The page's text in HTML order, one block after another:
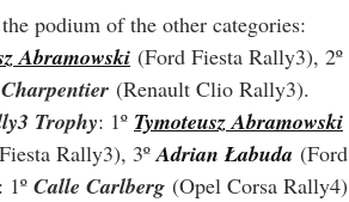
podium of the other categories:
Abramowski (Ford Fiesta Rally3), 2º
(Renault Clio Rally3).
Trophy: 1º Tymoteusz Abramowski
Rally3), 3º Adrian Łabuda
: 1º Calle Carlberg (Opel Corsa